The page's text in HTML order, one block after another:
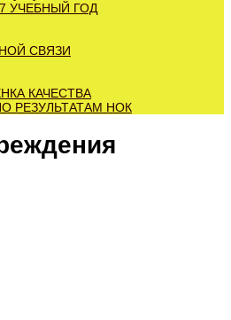
УЧЕБНЫЙ ГОД
СВЯЗИ
КАЧЕСТВА
РЕЗУЛЬТАТАМ НОК